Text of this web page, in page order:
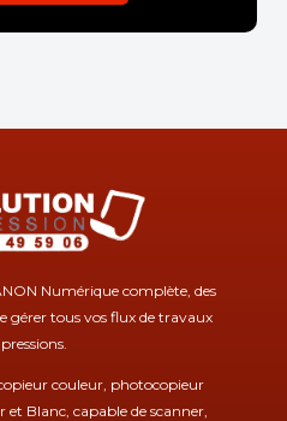
Numérique complète, des
gérer tous vos flux de travaux
couleur, photocopieur
Blanc, capable de scanner,